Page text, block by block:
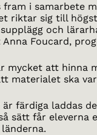
i samarbete
riktar sig till
och
Foucard,
mycket att hinna
materialet ska
färdiga laddas
sätt får eleverna